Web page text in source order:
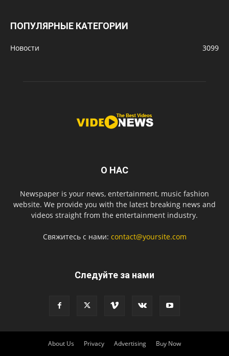
ПОПУЛЯРНЫЕ КАТЕГОРИИ
Новости 3099
О НАС
Newspaper is your news, entertainment, music fashion
website. We provide you with the latest breaking news and
videos straight from the entertainment industry.
Свяжитесь с нами: contact@yoursite.com
Следуйте за нами
About Us Privacy Advertising Buy Now